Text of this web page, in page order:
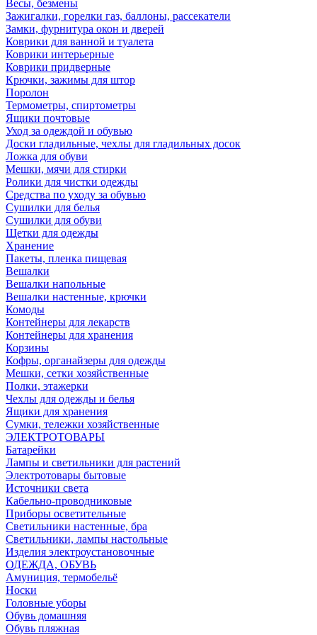
Весы, безмены
Зажигалки, горелки газ, баллоны, рассекатели
Замки, фурнитура окон и дверей
Коврики для ванной и туалета
Коврики интерьерные
Коврики придверные
Крючки, зажимы для штор
Поролон
Термометры, спиртометры
Ящики почтовые
Уход за одеждой и обувью
Доски гладильные, чехлы для гладильных досок
Ложка для обуви
Мешки, мячи для стирки
Ролики для чистки одежды
Средства по уходу за обувью
Сушилки для белья
Сушилки для обуви
Щетки для одежды
Хранение
Пакеты, пленка пищевая
Вешалки
Вешалки напольные
Вешалки настенные, крючки
Комоды
Контейнеры для лекарств
Контейнеры для хранения
Корзины
Кофры, органайзеры для одежды
Мешки, сетки хозяйственные
Полки, этажерки
Чехлы для одежды и белья
Ящики для хранения
Сумки, тележки хозяйственные
ЭЛЕКТРОТОВАРЫ
Батарейки
Лампы и светильники для растений
Электротовары бытовые
Источники света
Кабельно-проводниковые
Приборы осветительные
Светильники настенные, бра
Светильники, лампы настольные
Изделия электроустановочные
ОДЕЖДА, ОБУВЬ
Амуниция, термобельё
Носки
Головные уборы
Обувь домашняя
Обувь пляжная